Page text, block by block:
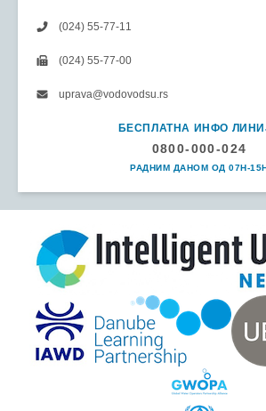
(024) 55-77-11
(024) 55-77-00
uprava@vodovodsu.rs
БЕСПЛАТНА ИНФО
0800-000-024
РАДНИМ ДАНОМ ОД 07H-